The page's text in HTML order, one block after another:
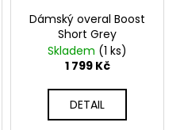
Dámský overal Boost
Short Grey
Skladem (1 ks)
1 799 Kč
DETAIL